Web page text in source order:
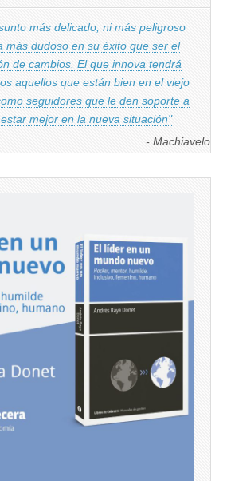
más delicado, ni más peligroso
más dudoso en su éxito que ser el
de cambios. El que innova tendrá
aquellos que están bien en el viejo
seguidores que le den soporte a
mejor en la nueva situación"
- Machiavelo